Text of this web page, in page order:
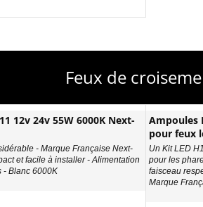
Feux de
12v 24v 55W 6000K Next-
- Marque Française Next-
et facile à installer - Alimentation
- Blanc 6000K
Ampoules
pour feux
Un Kit LED
pour les
faisceau
Marque